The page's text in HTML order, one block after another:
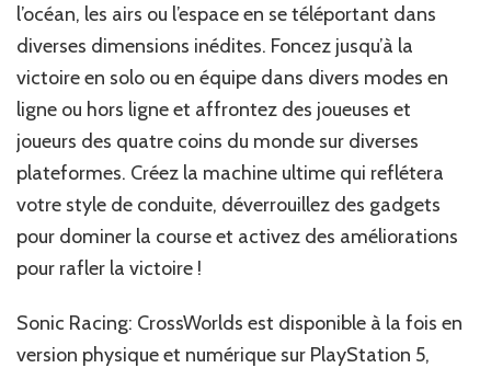
l’océan, les airs ou l’espace en se téléportant dans
diverses dimensions inédites. Foncez jusqu’à la
victoire en solo ou en équipe dans divers modes en
ligne ou hors ligne et affrontez des joueuses et
joueurs des quatre coins du monde sur diverses
plateformes. Créez la machine ultime qui reflétera
votre style de conduite, déverrouillez des gadgets
pour dominer la course et activez des améliorations
pour rafler la victoire !
Sonic Racing: CrossWorlds est disponible à la fois en
version physique et numérique sur PlayStation 5,